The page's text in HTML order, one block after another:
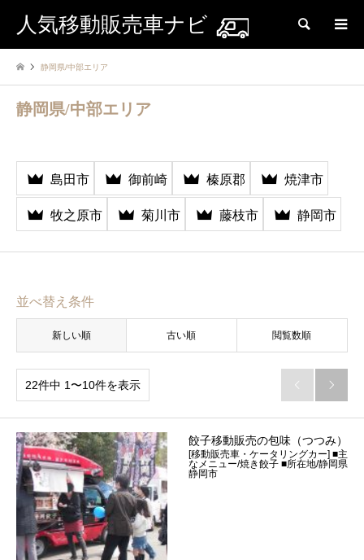
人気移動販売車ナビ 検索
静岡県/中部エリア
静岡県/中部エリア
島田市 御前崎 榛原郡 焼津市
牧之原市 菊川市 藤枝市 静岡市
並べ替え条件
新しい順 古い順 閲覧数順
22件中 1〜10件を表示  
餃子移動販売の包味（つつみ）
[移動販売車・ケータリングカー] ■主
なメニュー/焼き餃子 ■所在地/静岡県
静岡市